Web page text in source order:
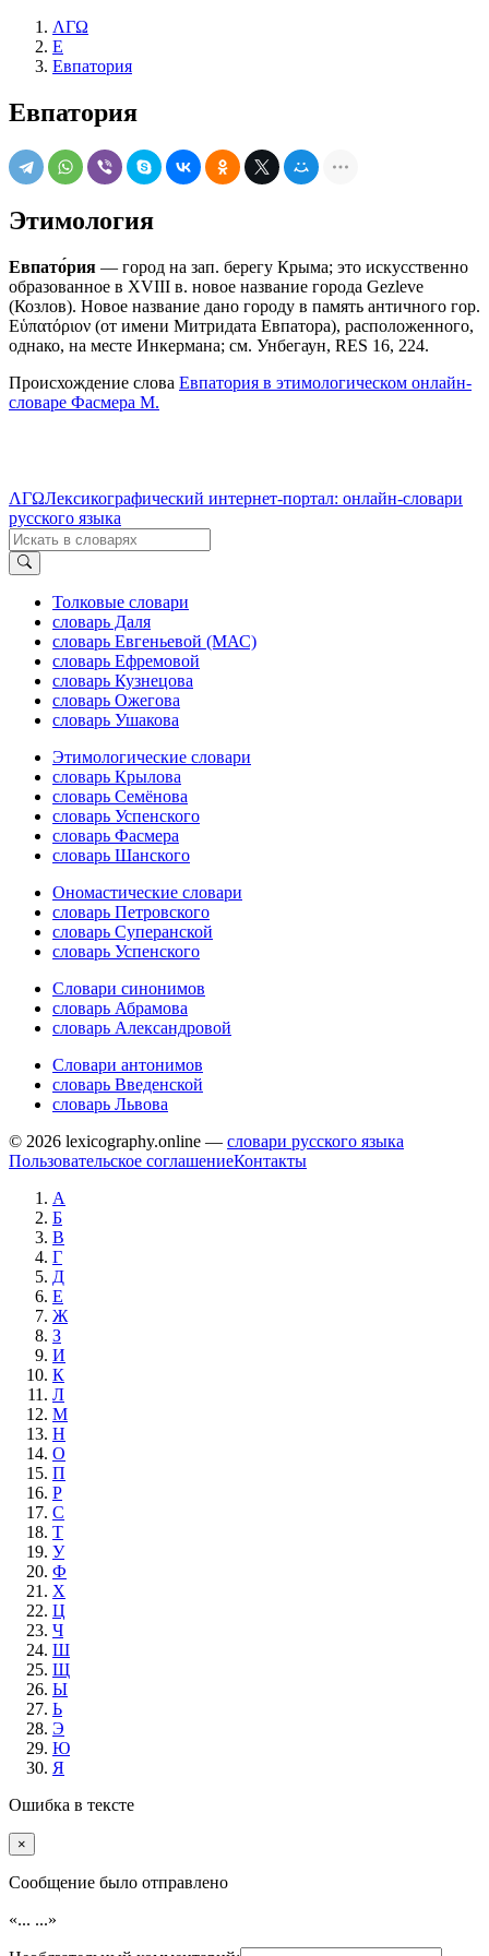
ΛΓΩ
Е
Евпатория
Евпатория
Этимология
Евпато́рия — город на зап. берегу Крыма; это искусственно
образованное в XVIII в. новое название города Gezleve
(Козлов). Новое название дано городу в память античного гор.
Εὑπατόριον (от имени Митридата Евпатора), расположенного,
однако, на месте Инкермана; см. Унбегаун, RES 16, 224.
Происхождение слова Евпатория в этимологическом онлайн-
словаре Фасмера М.
ΛΓΩЛексикографический интернет-портал: онлайн-словари
русского языка
Толковые словари
словарь Даля
словарь Евгеньевой (МАС)
словарь Ефремовой
словарь Кузнецова
словарь Ожегова
словарь Ушакова
Этимологические словари
словарь Крылова
словарь Семёнова
словарь Успенского
словарь Фасмера
словарь Шанского
Ономастические словари
словарь Петровского
словарь Суперанской
словарь Успенского
Словари синонимов
словарь Абрамова
словарь Александровой
Словари антонимов
словарь Введенской
словарь Львова
© 2026 lexicography.online — словари русского языка
Пользовательское соглашениеКонтакты
А
Б
В
Г
Д
Е
Ж
З
И
К
Л
М
Н
О
П
Р
С
Т
У
Ф
Х
Ц
Ч
Ш
Щ
Ы
Ь
Э
Ю
Я
Ошибка в тексте
×
Cообщение было отправлено
«... ...»